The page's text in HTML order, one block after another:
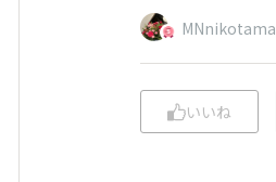
MNnikotama
いいね